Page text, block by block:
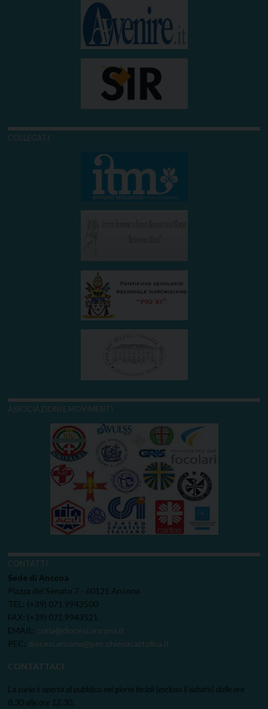
COLLEGATI
ASSOCIAZIONI E MOVIMENTI
CONTATTI
Sede di Ancona
Piazza del Senato 7 - 60121 Ancona
TEL: (+39) 071.9943500
FAX: (+39) 071.9943521
EMAIL: curia@diocesi.ancona.it
PEC: diocesi.ancona@pec.chiesacattolica.it
CONTATTACI
La curia è aperta al pubblico nei giorni feriali (escluso il sabato) dalle ore
8.30 alle ore 12.30.